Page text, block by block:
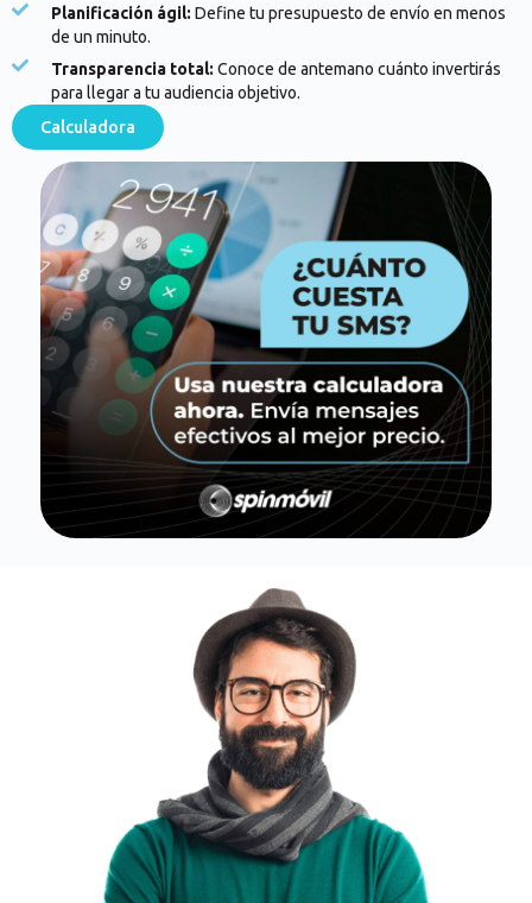
Planificación ágil: Define tu presupuesto de envío en menos
de un minuto.
Transparencia total: Conoce de antemano cuánto invertirás
para llegar a tu audiencia objetivo.
Calculadora